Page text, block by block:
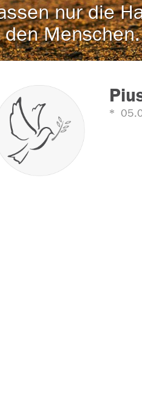
nur die
Menschen.